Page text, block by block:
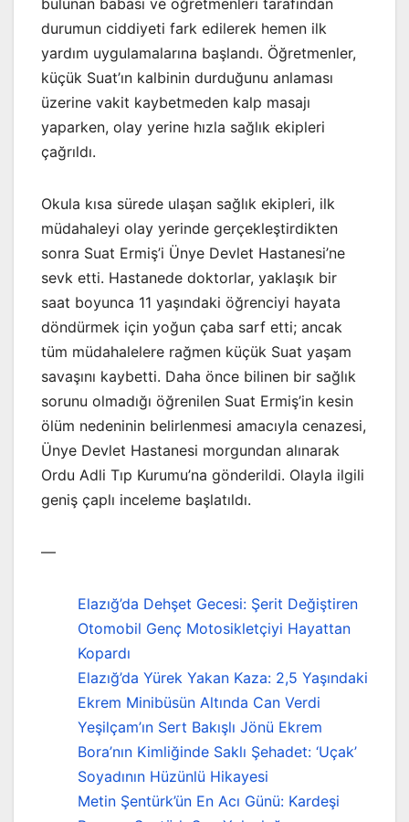
durumun ciddiyeti fark edilerek hemen ilk
yardım uygulamalarına başlandı. Öğretmenler,
küçük Suat’ın kalbinin durduğunu anlaması
üzerine vakit kaybetmeden kalp masajı
yaparken, olay yerine hızla sağlık ekipleri
çağrıldı.
Okula kısa sürede ulaşan sağlık ekipleri, ilk
müdahaleyi olay yerinde gerçekleştirdikten
sonra Suat Ermiş’i Ünye Devlet Hastanesi’ne
sevk etti. Hastanede doktorlar, yaklaşık bir
saat boyunca 11 yaşındaki öğrenciyi hayata
döndürmek için yoğun çaba sarf etti; ancak
tüm müdahalelere rağmen küçük Suat yaşam
savaşını kaybetti. Daha önce bilinen bir sağlık
sorunu olmadığı öğrenilen Suat Ermiş’in kesin
ölüm nedeninin belirlenmesi amacıyla cenazesi,
Ünye Devlet Hastanesi morgundan alınarak
Ordu Adli Tıp Kurumu’na gönderildi. Olayla ilgili
geniş çaplı inceleme başlatıldı.
—
Elazığ’da Dehşet Gecesi: Şerit Değiştiren
Otomobil Genç Motosikletçiyi Hayattan
Kopardı
Elazığ’da Yürek Yakan Kaza: 2,5 Yaşındaki
Ekrem Minibüsün Altında Can Verdi
Yeşilçam’ın Sert Bakışlı Jönü Ekrem
Bora’nın Kimliğinde Saklı Şehadet: ‘Uçak’
Soyadının Hüzünlü Hikayesi
Metin Şentürk’ün En Acı Günü: Kardeşi